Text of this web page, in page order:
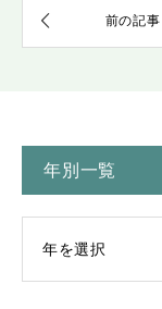
年別一覧